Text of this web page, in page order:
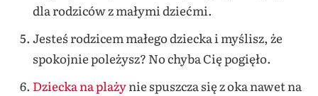
dla rodziców z małymi dziećmi.
Jesteś rodzicem małego dziecka i myślisz, że
spokojnie poleżysz? No chyba Cię pogięło.
Dziecka na plażynie spuszcza się z oka nawet na